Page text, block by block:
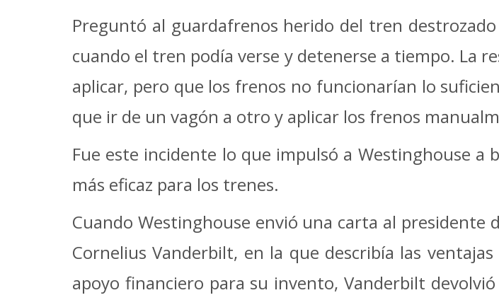
Preguntó al guardafrenos herido del tren
cuando el tren podía verse y detenerse a tiempo. La
aplicar, pero que los frenos no funcionarían lo
que ir de un vagón a otro y aplicar los frenos
Fue este incidente lo que impulsó a Westinghouse a
más eficaz para los trenes.
Cuando Westinghouse envió una carta al presidente
Cornelius Vanderbilt, en la que describía las
apoyo financiero para su invento, Vanderbilt